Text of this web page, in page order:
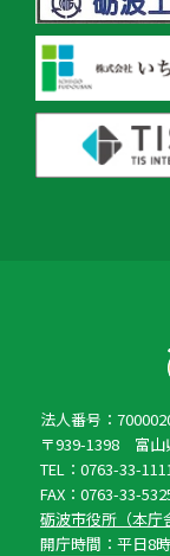
法人番号：
〒939-1398 富山
TEL：0763-33-
FAX：0763-33-
砺波市役所（本庁
開庁時間：平日8